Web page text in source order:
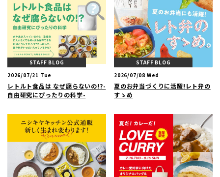
STAFF BLOG
2026/07/21 Tue
レトルト食品は なぜ腐らないの!?-
自由研究にぴったりの科学-
STAFF BLOG
2026/07/08 Wed
夏のお弁当づくりに活躍!レト弁の
すゝめ